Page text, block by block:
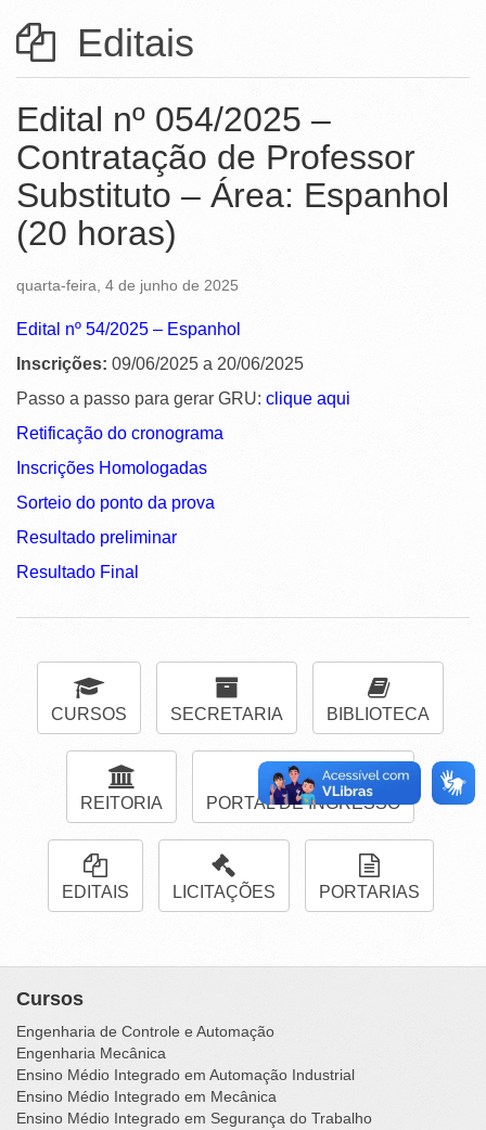
Ministério do Meio Ambiente
Controladoria-Geral da União
Ministério da Mulher, da Família e dos Direitos Humanos
Advocacia-Geral da União
Banco Central do Brasil
Editais
Edital nº 054/2025 –
Contratação de Professor
Substituto – Área: Espanhol
(20 horas)
quarta-feira, 4 de junho de 2025
Edital nº 54/2025 – Espanhol
Inscrições: 09/06/2025 a 20/06/2025
Passo a passo para gerar GRU: clique aqui
Retificação do cronograma
Inscrições Homologadas
Sorteio do ponto da prova
Resultado preliminar
Resultado Final
CURSOS SECRETARIA BIBLIOTECA
REITORIA PORTAL DE INGRESSO
EDITAIS LICITAÇÕES PORTARIAS
Cursos
Engenharia de Controle e Automação
Engenharia Mecânica
Ensino Médio Integrado em Automação Industrial
Ensino Médio Integrado em Mecânica
Ensino Médio Integrado em Segurança do Trabalho